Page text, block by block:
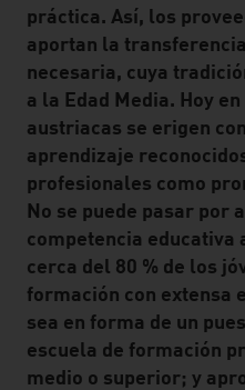
práctica. Así, los
aportan la
necesaria, cuya
a la Edad Media. Hoy
austriacas se erigen
aprendizaje
profesionales como
No se puede pasar por
competencia educativa
cerca del 80 % de los
formación con extensa
sea en forma de un
escuela de formación
medio o superior; y